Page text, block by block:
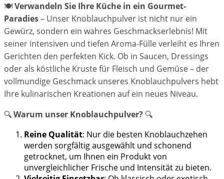
🍽️Verwandeln Sie Ihre Küche in ein Gourmet-
Paradies– Unser Knoblauchpulver ist nicht nur ein
Gewürz, sondern ein wahres Geschmackserlebnis! Mit
seiner intensiven und tiefen Aroma-Fülle verleiht es Ihren
Gerichten den perfekten Kick. Ob in Saucen, Dressings
oder als köstliche Kruste für Fleisch und Gemüse – der
vollmundige Geschmack unseres Knoblauchpulvers hebt
Ihre kulinarischen Kreationen auf ein neues Niveau.
🔍Warum unser Knoblauchpulver? 🔍
Reine Qualität: Nur die besten Knoblauchzehen
werden sorgfältig ausgewählt und schonend
getrocknet, um Ihnen ein Produkt von
unvergleichlicher Frische und Intensität zu bieten.